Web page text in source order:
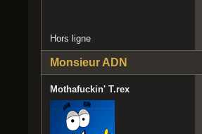
Hors ligne
Monsieur ADN
Mothafuckin' T.rex